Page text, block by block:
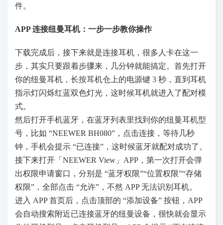
件。
APP 连接纽曼耳机：一步一步教你操作
下载完成后，接下来就是连接耳机，很多人卡在这一
步，其实只要跟着步骤来，几分钟就能搞定。首先打开
你的纽曼耳机，长按耳机仓上的电源键 3 秒，直到耳机
指示灯闪烁红蓝双色灯光，这时候耳机就进入了配对模
式。
然后打开手机蓝牙，在蓝牙列表里找到你的纽曼耳机型
号，比如 “NEEWER BH080”，点击连接，等待几秒
钟，手机会提示 “已连接”，这时候蓝牙就配对成功了。
接下来打开「NEEWER View」APP，第一次打开会弹
出权限申请窗口，分别是 “蓝牙权限”“位置权限”“存储
权限”，全部点击 “允许”，不然 APP 无法识别耳机。
进入 APP 首页后，点击顶部的 “添加设备” 按钮，APP
会自动搜索附近已连接蓝牙的纽曼设备，很快就会显示